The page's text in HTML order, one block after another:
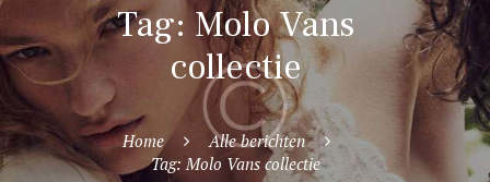
Tag: Molo Vans
collectie
Home
Alle berichten
Tag: Molo Vans collectie